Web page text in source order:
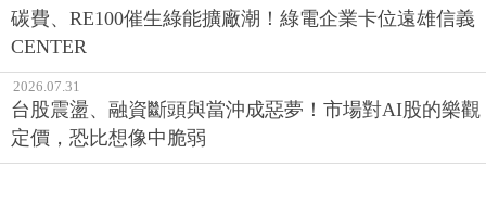
碳費、RE100催生綠能擴廠潮！綠電企業卡位遠雄信義
CENTER
2026.07.31
台股震盪、融資斷頭與當沖成惡夢！市場對AI股的樂觀
定價，恐比想像中脆弱